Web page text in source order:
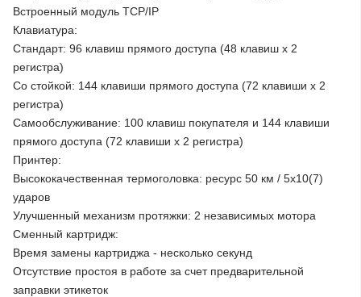
Встроенный модуль TCP/IP
Клавиатура:
Стандарт: 96 клавиш прямого доступа (48 клавиш х 2
регистра)
Со стойкой: 144 клавиши прямого доступа (72 клавиши х 2
регистра)
Самообслуживание: 100 клавиш покупателя и 144 клавиши
прямого доступа (72 клавиши х 2 регистра)
Принтер:
Высококачественная термоголовка: ресурс 50 км / 5x10(7)
ударов
Улучшенный механизм протяжки: 2 независимых мотора
Сменный картридж:
Время замены картриджа - несколько секунд
Отсутствие простоя в работе за счет предварительной
заправки этикеток